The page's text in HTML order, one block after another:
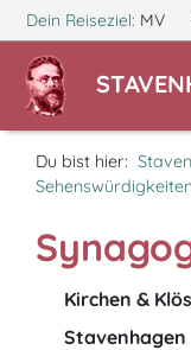
Dein Reiseziel: MV
Du bist hier:
Kirchen &
Stavenhagen